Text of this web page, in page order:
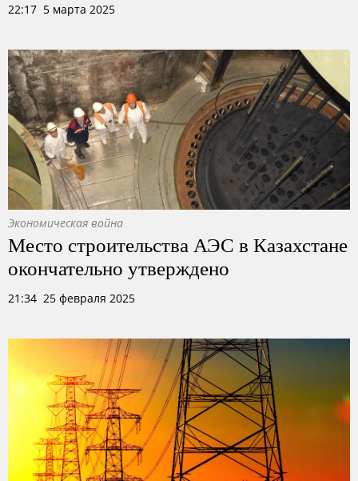
22:17 5 марта 2025
Экономическая война
Место строительства АЭС в Казахстане
окончательно утверждено
21:34 25 февраля 2025